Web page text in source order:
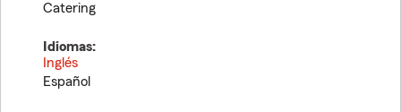
Catering
Idiomas:
Inglés
Español